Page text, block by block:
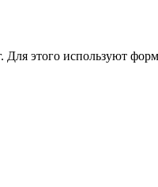
Для этого используют